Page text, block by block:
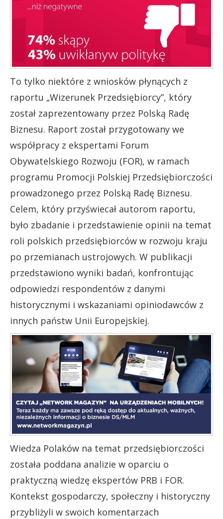
To tylko niektóre z wniosków płynących z
raportu „Wizerunek Przedsiębiorcy”, który
został zaprezentowany przez Polską Radę
Biznesu. Raport został przygotowany we
współpracy z ekspertami Forum
Obywatelskiego Rozwoju (FOR), w ramach
programu Promocji Polskiej Przedsiębiorczości
prowadzonego przez Polską Radę Biznesu.
Celem, który przyświecał autorom raportu,
było zbadanie i przedstawienie opinii na temat
roli polskich przedsiębiorców w rozwoju kraju
po przemianach ustrojowych. W publikacji
przedstawiono wyniki badań, konfrontując
odpowiedzi respondentów z danymi
historycznymi i wskazaniami opiniodawców z
innych państw Unii Europejskiej.
Wiedza Polaków na temat przedsiębiorczości
została poddana analizie w oparciu o
praktyczną wiedzę ekspertów PRB i FOR.
Kontekst gospodarczy, społeczny i historyczny
przybliżyli w swoich komentarzach